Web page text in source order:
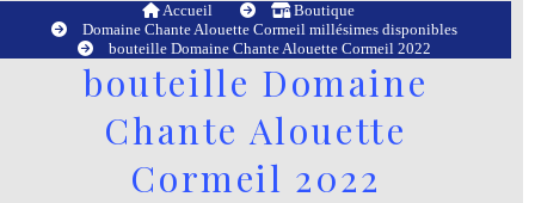
Accueil
Boutique
Domaine Chante Alouette Cormeil millésimes disponibles
bouteille Domaine Chante Alouette Cormeil 2022
bouteille Domaine
Chante Alouette
Cormeil 2022